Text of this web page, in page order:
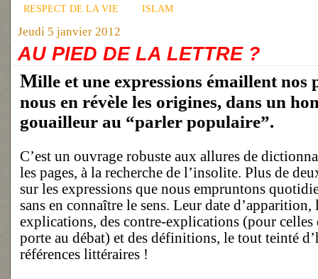
RESPECT DE LA VIE
ISLAM
Jeudi 5 janvier 2012
AU PIED DE LA LETTRE ?
Mille et une expressions émaillent nos propos. Un livre
nous en révèle les origines, dans un
gouailleur au “parler populaire”.
C’est un ouvrage robuste aux allures de
les pages, à la recherche de l’insolite. Plus de
sur les expressions que nous empruntons
sans en connaître le sens. Leur date
explications, des contre-explications (pour celles
porte au débat) et des définitions, le tout teinté
références littéraires !